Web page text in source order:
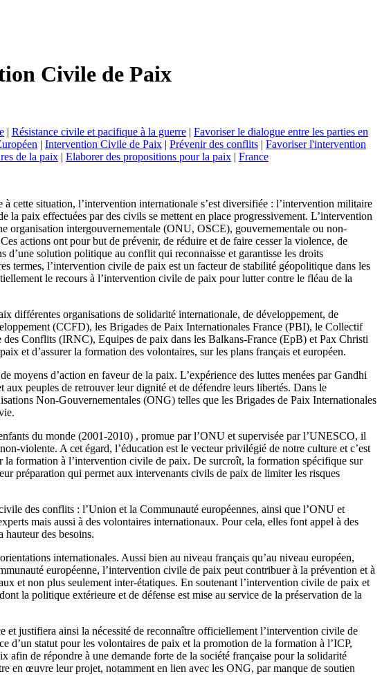
Civile de Paix
| Résistance civile et pacifique à la guerre | Favoriser le dialogue entre les parties en
| Intervention Civile de Paix | Prévenir des conflits | Favoriser l'intervention
de la paix | Elaborer des propositions pour la paix | France
cette situation, l’intervention internationale s’est diversifiée : l’intervention militaire
paix effectuées par des civils se mettent en place progressivement. L’intervention
organisation intergouvernementale (ONU, OSCE), gouvernementale ou non-
actions ont pour but de prévenir, de réduire et de faire cesser la violence, de
solution politique au conflit qui reconnaisse et garantisse les droits
termes, l’intervention civile de paix est un facteur de stabilité géopolitique dans les
le recours à l’intervention civile de paix pour lutter contre le fléau de la
différentes organisations de solidarité internationale, de développement, de
(CCFD), les Brigades de Paix Internationales France (PBI), le Collectif
Conflits (IRNC), Equipes de paix dans les Balkans-France (EpB) et Pax Christi
et d’assurer la formation des volontaires, sur les plans français et européen.
moyens d’action en faveur de la paix. L’expérience des luttes menées par Gandhi
peuples de retrouver leur dignité et de défendre leurs libertés. Dans le
Non-Gouvernementales (ONG) telles que les Brigades de Paix Internationales
du monde (2001-2010) , promue par l’ONU et supervisée par l’UNESCO, il
violente. A cet égard, l’éducation est le vecteur privilégié de notre culture et c’est
formation à l’intervention civile de paix. De surcroît, la formation spécifique sur
préparation qui permet aux intervenants civils de paix de limiter les risques
des conflits : l’Union et la Communauté européennes, ainsi que l’ONU et
mais aussi à des volontaires internationaux. Pour cela, elles font appel à des
des besoins.
internationales. Aussi bien au niveau français qu’au niveau européen,
européenne, l’intervention civile de paix peut contribuer à la prévention et à
et non plus seulement inter-étatiques. En soutenant l’intervention civile de paix et
la politique extérieure et de défense est mise au service de la préservation de la
et justifiera ainsi la nécessité de reconnaître officiellement l’intervention civile de
d’un statut pour les volontaires de paix et la promotion de la formation à l’ICP,
de répondre à une demande forte de la société française pour la solidarité
en œuvre leur projet, notamment en lien avec les ONG, par manque de soutien